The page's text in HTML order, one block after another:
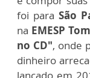
foi para São
na EMESP
no CD", onde
dinheiro
lançado em